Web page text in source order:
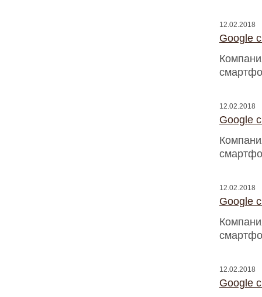
12.02.2018
Google
12.02.2018
Google
12.02.2018
Google
12.02.2018
Google